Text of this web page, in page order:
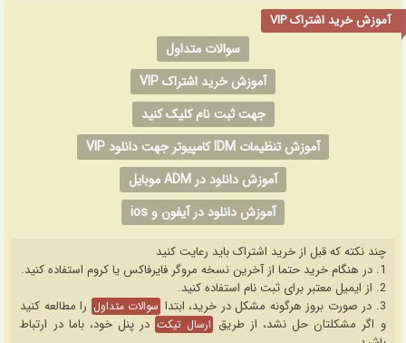
آموزش خرید اشتراک VIP
سوالات متداول
آموزش خرید اشتراک VIP
جهت ثبت نام کلیک کنید
آموزش تنظیمات IDM کامپیوتر جهت دانلود VIP
آموزش دانلود در ADM موبایل
آموزش دانلود در آیفون و ios
چند نکته که قبل از خرید اشتراک باید رعایت کنید
1. در هنگام خرید حتما از آخرین نسخه مروگر فایرفاکس یا کروم استفاده کنید.
2. از ایمیل معتبر برای ثبت نام استفاده کنید.
3. در صورت بروز هرگونه مشکل در خرید، ابتدا
سوالات متداول را مطالعه کنید
و اگر مشکلتان حل نشد، از طریق ارسال تیکت در پنل خود، باما در ارتباط